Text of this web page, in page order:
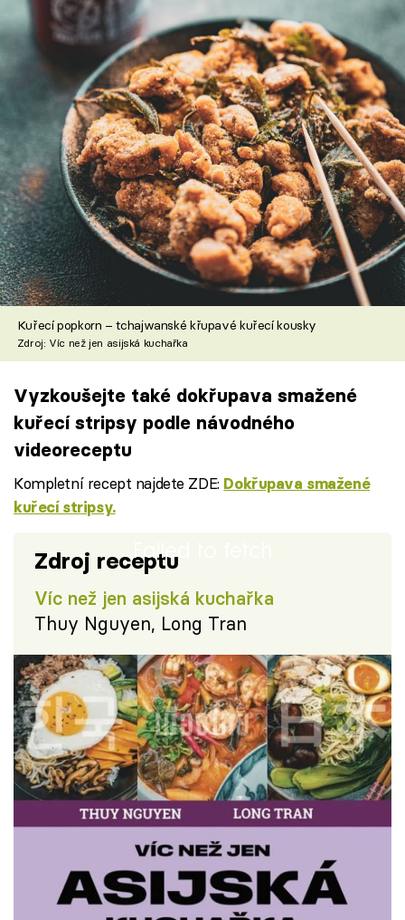
Kuřecí popkorn – tchajwanské křupavé kuřecí kousky
Zdroj: Víc než jen asijská kuchařka
Vyzkoušejte také dokřupava smažené
kuřecí stripsy podle návodného
videoreceptu
Kompletní recept najdete ZDE: Dokřupava smažené
kuřecí stripsy.
Failed to fetch
Zdroj receptu
Víc než jen asijská kuchařka
Thuy Nguyen, Long Tran